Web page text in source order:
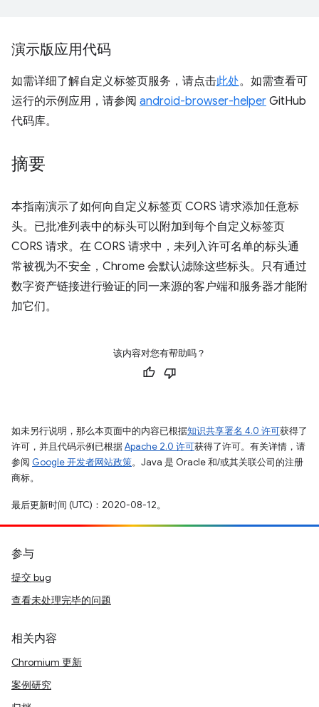
演示版应用代码
如需详细了解自定义标签页服务，请点击此处。如需查看可
运行的示例应用，请参阅 android-browser-helper GitHub
代码库。
摘要
本指南演示了如何向自定义标签页 CORS 请求添加任意标
头。已批准列表中的标头可以附加到每个自定义标签页
CORS 请求。在 CORS 请求中，未列入许可名单的标头通
常被视为不安全，Chrome 会默认滤除这些标头。只有通过
数字资产链接进行验证的同一来源的客户端和服务器才能附
加它们。
该内容对您有帮助吗？
如未另行说明，那么本页面中的内容已根据知识共享署名 4.0 许可获得了
许可，并且代码示例已根据Apache 2.0 许可获得了许可。有关详情，请
参阅 Google 开发者网站政策。Java 是 Oracle 和/或其关联公司的注册
商标。
最后更新时间 (UTC)：2020-08-12。
参与
提交 bug
查看未处理完毕的问题
相关内容
Chromium 更新
案例研究